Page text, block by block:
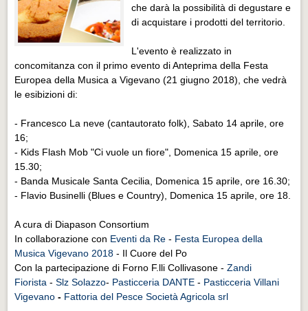
che darà la possibilità di degustare e
di acquistare i prodotti del territorio.
L'evento è realizzato in
concomitanza con il primo evento di Anteprima della Festa
Europea della Musica a Vigevano (21 giugno 2018), che vedrà
le esibizioni di:
- Francesco La neve (cantautorato folk), Sabato 14 aprile, ore
16;
- Kids Flash Mob "Ci vuole un fiore", Domenica 15 aprile, ore
15.30;
- Banda Musicale Santa Cecilia, Domenica 15 aprile, ore 16.30;
- Flavio Businelli (Blues e Country), Domenica 15 aprile, ore 18.
A cura di Diapason Consortium
In collaborazione con Eventi da Re - Festa Europea della
Musica Vigevano 2018 - Il Cuore del Po
Con la partecipazione di Forno F.lli Collivasone -Zandi
Fiorista -Slz Solazzo- Pasticceria DANTE - Pasticceria Villani
Vigevano - Fattoria del Pesce Società Agricola srl